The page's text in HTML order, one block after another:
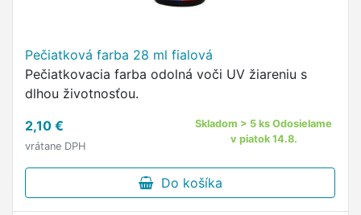
Pečiatková farba 28 ml fialová
Pečiatkovacia farba odolná voči UV žiareniu s
dlhou životnosťou.
2,10 €
vrátane DPH
Skladom > 5 ks Odosielame
v piatok 14.8.
Do košíka